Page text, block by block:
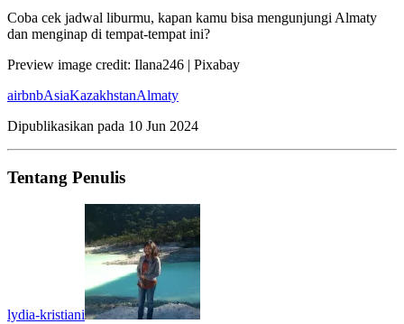
Coba cek jadwal liburmu, kapan kamu bisa mengunjungi Almaty
dan menginap di tempat-tempat ini?
Preview image credit: Ilana246 | Pixabay
airbnbAsiaKazakhstanAlmaty
Dipublikasikan pada 10 Jun 2024
Tentang Penulis
lydia-kristiani